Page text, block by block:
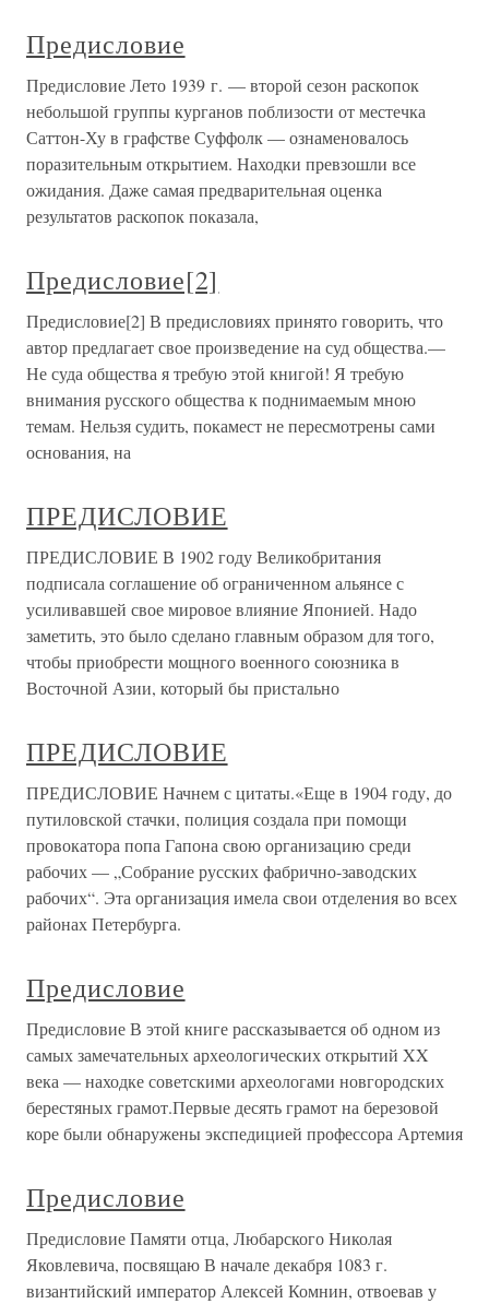
Предисловие
Предисловие Лето 1939 г. — второй сезон раскопок
небольшой группы курганов поблизости от местечка
Саттон-Ху в графстве Суффолк — ознаменовалось
поразительным открытием. Находки превзошли все
ожидания. Даже самая предварительная оценка
результатов раскопок показала,
Предисловие[2]
Предисловие[2] В предисловиях принято говорить, что
автор предлагает свое произведение на суд общества.—
Не суда общества я требую этой книгой! Я требую
внимания русского общества к поднимаемым мною
темам. Нельзя судить, покамест не пересмотрены сами
основания, на
ПРЕДИСЛОВИЕ
ПРЕДИСЛОВИЕ В 1902 году Великобритания
подписала соглашение об ограниченном альянсе с
усиливавшей свое мировое влияние Японией. Надо
заметить, это было сделано главным образом для того,
чтобы приобрести мощного военного союзника в
Восточной Азии, который бы пристально
ПРЕДИСЛОВИЕ
ПРЕДИСЛОВИЕ Начнем с цитаты.«Еще в 1904 году, до
путиловской стачки, полиция создала при помощи
провокатора попа Гапона свою организацию среди
рабочих — „Собрание русских фабрично-заводских
рабочих“. Эта организация имела свои отделения во всех
районах Петербурга.
Предисловие
Предисловие В этой книге рассказывается об одном из
самых замечательных археологических открытий XX
века — находке советскими археологами новгородских
берестяных грамот.Первые десять грамот на березовой
коре были обнаружены экспедицией профессора Артемия
Предисловие
Предисловие Памяти отца, Любарского Николая
Яковлевича, посвящаю В начале декабря 1083 г.
византийский император Алексей Комнин, отвоевав у